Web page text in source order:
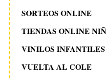
SORTEOS ONLINE
TIENDAS ONLINE
VINILOS INFANTILES
VUELTA AL COLE